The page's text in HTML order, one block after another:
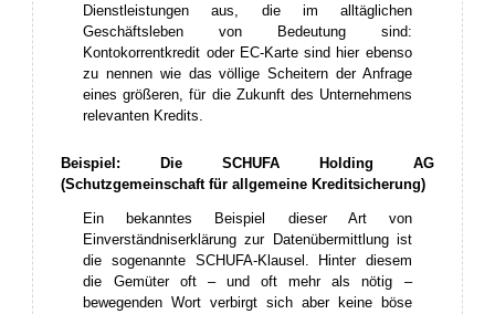
Dienstleistungen aus, die im alltäglichen
Geschäftsleben von Bedeutung sind:
Kontokorrentkredit oder EC-Karte sind hier ebenso
zu nennen wie das völlige Scheitern der Anfrage
eines größeren, für die Zukunft des Unternehmens
relevanten Kredits.
Beispiel: Die SCHUFA Holding AG
(Schutzgemeinschaft für allgemeine Kreditsicherung)
Ein bekanntes Beispiel dieser Art von
Einverständniserklärung zur Datenübermittlung ist
die sogenannte SCHUFA-Klausel. Hinter diesem
die Gemüter oft – und oft mehr als nötig –
bewegenden Wort verbirgt sich aber keine böse